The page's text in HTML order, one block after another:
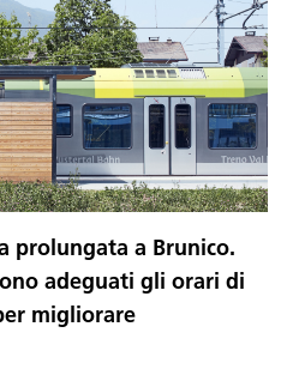
prolungata a Brunico.
adeguati gli orari di
migliorare